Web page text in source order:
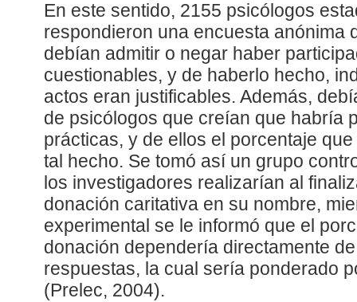
En este sentido, 2155 psicólogos
respondieron una encuesta anónima
debían admitir o negar haber
cuestionables, y de haberlo hecho,
actos eran justificables. Además,
de psicólogos que creían que habría
prácticas, y de ellos el porcentaje
tal hecho. Se tomó así un grupo
los investigadores realizarían al
donación caritativa en su nombre,
experimental se le informó que el
donación dependería directamente
respuestas, la cual sería ponderado
(Prelec, 2004).